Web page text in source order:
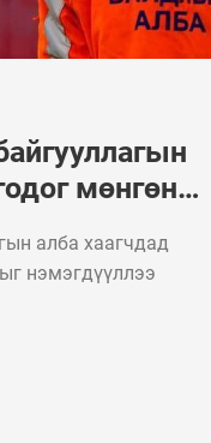
мөнгөн
алба хаагчдад
нэмэгдүүллээ